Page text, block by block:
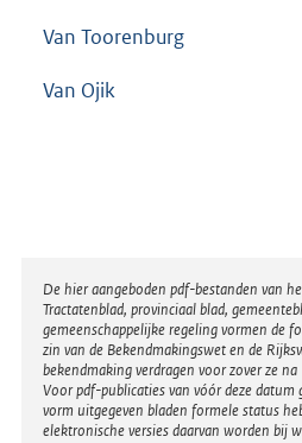
Van Toorenburg
Van Ojik
Disclaimer
De hier aangeboden pdf-bestanden van
Tractatenblad, provinciaal blad,
gemeenschappelijke regeling vormen de
zin van de Bekendmakingswet en de
bekendmaking verdragen voor zover ze
Voor pdf-publicaties van vóór deze datum
vorm uitgegeven bladen formele status
elektronische versies daarvan worden bij